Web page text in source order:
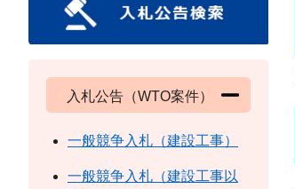
入札公告（WTO案件）
一般競争入札（建設工事）
一般競争入札（建設工事以